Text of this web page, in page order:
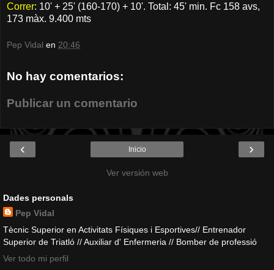
Correr: 10' + 25' (160-170) + 10'. Total: 45' min. Fc 158 avs,
173 màx. 9.400 mts
Pep Vidal en 20:46
No hay comentarios:
Publicar un comentario
‹ ›
Inicio
Ver versión web
Dades personals
Pep Vidal
Tècnic Superior en Activitats Físiques i Esportives// Entrenador
Superior de Triatló // Auxiliar d' Enfermeria // Bomber de professió
Ver todo mi perfil